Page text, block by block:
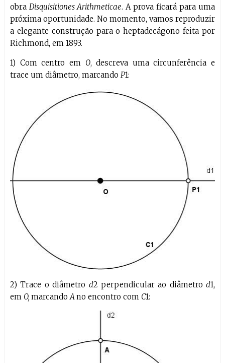
obra Disquisitiones Arithmeticae. A prova ficará para uma
próxima oportunidade. No momento, vamos reproduzir
a elegante construção para o heptadecágono feita por
Richmond, em 1893.
1) Com centro em O, descreva uma circunferência e
trace um diâmetro, marcando P1:
2) Trace o diâmetro d2 perpendicular ao diâmetrod1,
em O, marcandoAno encontro com C1: